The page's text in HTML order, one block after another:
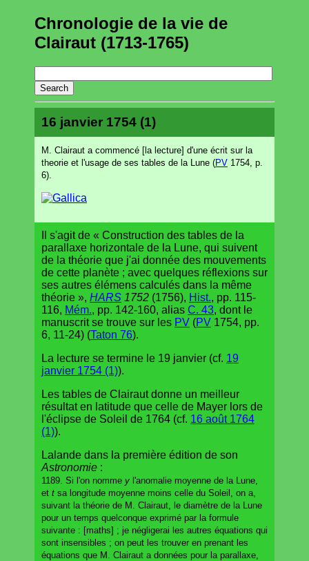
Chronologie de la vie de
Clairaut (1713-1765)
16 janvier 1754 (1)
M. Clairaut a commencé [la lecture] d'une écrit sur la
theorie et l'usage de ses tables de la Lune (PV 1754, p.
6).
Il s'agit de « Construction des tables de la
parallaxe horizontale de la Lune, qui suivent
de la théorie que j'ai donnée des mouvements
de cette planète ; avec quelques réflexions sur
ses autres élémens calculés dans la même
théorie », HARS 1752 (1756), Hist., pp. 115-
116, Mém., pp. 142-160, alias C. 43, dont le
manuscrit se trouve sur les PV (PV 1754, pp.
6, 11-24) (Taton 76).
La lecture se termine le 19 janvier (cf. 19
janvier 1754 (1)).
Les tables de Clairaut donne un meilleur
résultat en latitude que celle de Mayer lors de
l'éclipse de Soleil de 1764 (cf. 16 août 1764
(1)).
Lalande dans la première édition de son
Astronomie :
1189. Si l'on nomme y l'anomalie moyenne de la Lune,
et t sa longitude moyenne moins celle du Soleil, on a,
suivant la théorie de M. Clairaut, le diamètre de la Lune
pour un temps quelconque exprimé par la formule
suivante : [maths] ; je négligerai les autres équations qui
sont insensibles ; on peut les trouver en prenant les
équations que M. Clairaut a données pour la parallaxe,